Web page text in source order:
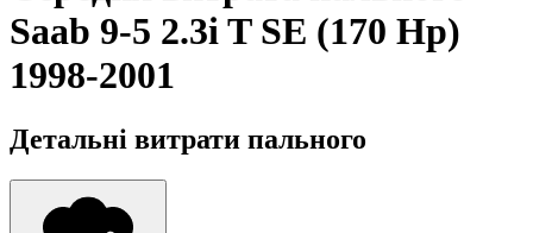
Saab 9-5 2.3i T SE (170 Hp)
1998-2001
Детальні витрати пального